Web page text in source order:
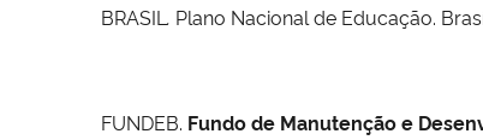
BRASIL . Plano Nacional de Educação.
FUNDEB. Fundo de Manutenção e